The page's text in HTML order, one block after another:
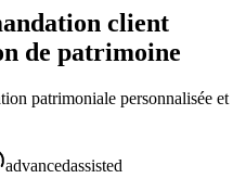
client
de patrimoine
patrimoniale personnalisée et
advancedassisted